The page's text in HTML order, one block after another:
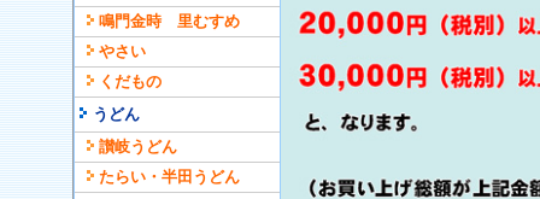
鳴門金時 里むすめ
やさい
くだもの
うどん
讃岐うどん
たらい・半田うどん